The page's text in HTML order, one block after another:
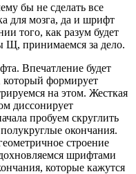
бы не сделать все
для мозга, да и шрифт
того, как разум будет
Щ, принимаемся за дело.
Впечатление будет
который формирует
на этом. Жесткая
диссонирует
пробуем скруглить
окончания.
строение
шрифтами
которые кажутся